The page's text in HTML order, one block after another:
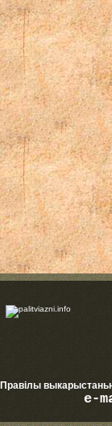
Правілы
e-